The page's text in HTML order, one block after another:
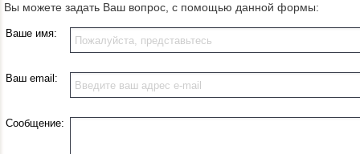
Вы можете задать Ваш вопрос, с помощью данной формы:
Ваше имя:
Ваш email:
Сообщение: